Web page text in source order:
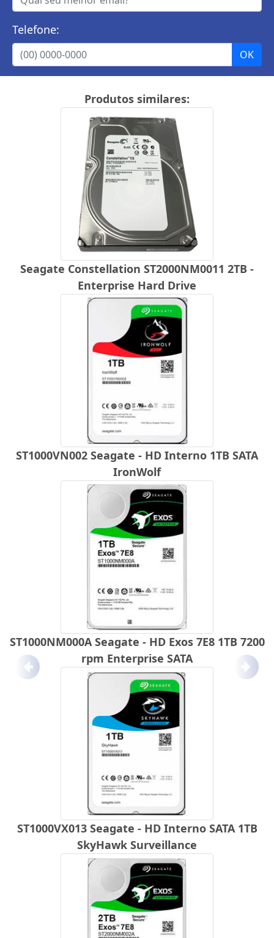
Telefone:
Produtos similares:
Seagate Constellation ST2000NM0011 2TB -
Enterprise Hard Drive
ST1000VN002 Seagate - HD Interno 1TB SATA
IronWolf
ST1000NM000A Seagate - HD Exos 7E8 1TB 7200
rpm Enterprise SATA
ST1000VX013 Seagate - HD Interno SATA 1TB
SkyHawk Surveillance
Anterior